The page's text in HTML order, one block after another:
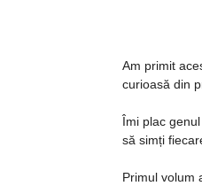
Am primit
curioasă din
Îmi plac
să simți
Primul volum